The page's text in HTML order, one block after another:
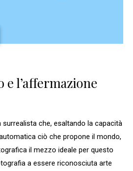
l’affermazione
surrealista che, esaltando la capacità
ciò che propone il mondo,
il mezzo ideale per questo
a essere riconosciuta arte